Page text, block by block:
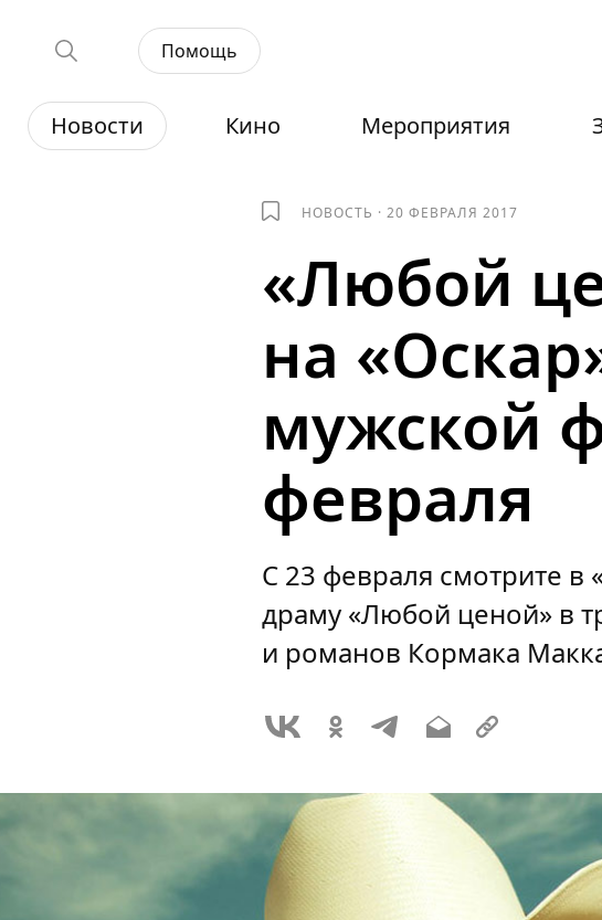
Помощь
Новости Кино Мероприятия
НОВОСТЬ ·20 ФЕВРАЛЯ 2017
«Любой
на
мужской
февраля
С 23 февраля смотрите
драму «Любой ценой» в
и романов Кормака